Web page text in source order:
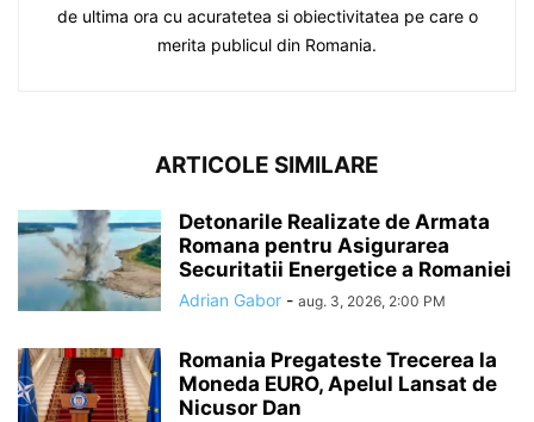
de ultima ora cu acuratetea si obiectivitatea pe care o
merita publicul din Romania.
ARTICOLE SIMILARE
Detonarile Realizate de Armata
Romana pentru Asigurarea
Securitatii Energetice a Romaniei
Adrian Gabor - aug. 3, 2026, 2:00 PM
Romania Pregateste Trecerea la
Moneda EURO, Apelul Lansat de
Nicusor Dan